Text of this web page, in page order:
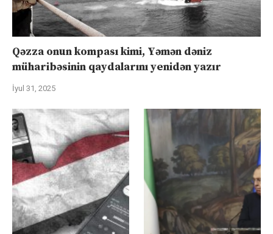
Qəzza onun kompası kimi, Yəmən dəniz
müharibəsinin qaydalarını yenidən yazır
İyul 31, 2025